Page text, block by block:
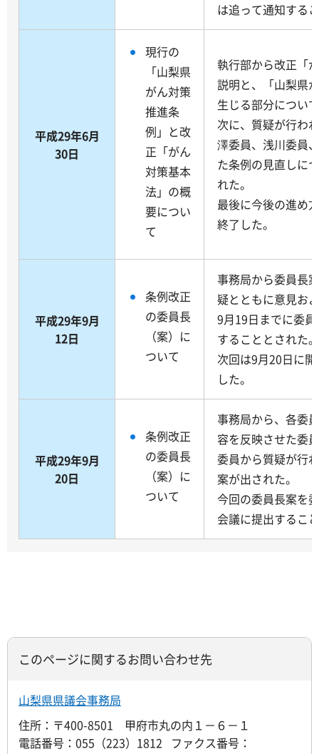
は追って通知する
平成29年6月
30日
現行の
「山梨県
がん対策
推進条
例」と改
正「がん
対策基本
法」の概
要につい
て
執行部から改正「
説明と、「山梨県
生じる部分につい
次に、質疑が行わ
澤委員、浅川委員
た条例の見直しに
れた。
最後に今後の進め
終了した。
平成29年9月
12日
条例改正
の委員長
（案）に
ついて
事務局から委員長
疑とともに意見お
9月19日までに委
することとされた。
次回は9月20日に
した。
平成29年9月
20日
条例改正
の委員長
（案）に
ついて
事務局から、各委
容を反映させた委
委員から質疑が行
案が出された。
今回の委員長案を
会議に提出するこ
このページに関するお問い合わせ先
山梨県県議会事務局
住所：〒400-8501 甲府市丸の内１－６－１
電話番号：055（223）1812 ファクス番号：